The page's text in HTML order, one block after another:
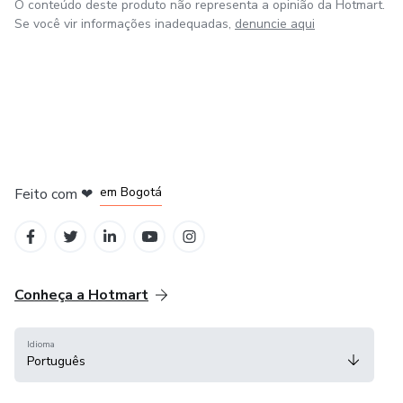
O conteúdo deste produto não representa a opinião da Hotmart.
Se você vir informações inadequadas, denuncie aqui
Feito com ❤ em Bogotá
Conheça a Hotmart
Idioma
Português